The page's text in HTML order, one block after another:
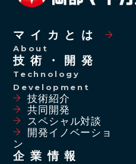
マイカとは
About
技術・開発
Technology
Development
技術紹介
共同開発
スペシャル対談
開発イノベーショ
ン
企業情報